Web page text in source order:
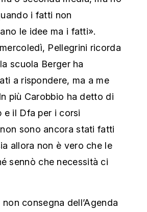
i fatti non
le idee ma i fatti».
Pellegrini ricorda
scuola Berger ha
a rispondere, ma a me
più Carobbio ha detto di
e il Dfa per i corsi
sono ancora stati fatti
allora non è vero che le
sennò che necessità ci
consegna dell’Agenda